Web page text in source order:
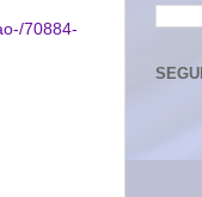
70884-